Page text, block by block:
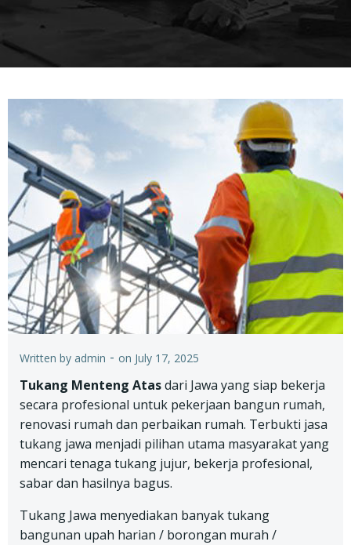
Written by admin - on July 17, 2025
Tukang Menteng Atasdari Jawa yang siap bekerja
secara profesional untuk pekerjaan bangun rumah,
renovasi rumah dan perbaikan rumah. Terbukti jasa
tukang jawa menjadi pilihan utama masyarakat yang
mencari tenaga tukang jujur, bekerja profesional,
sabar dan hasilnya bagus.
Tukang Jawa menyediakan banyak tukang
bangunan upah harian / borongan murah /